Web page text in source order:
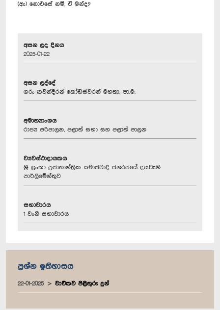
(ඇ) නොඑසේ නම්, ඒ මන්ද?
අසන ලද දිනය
2025-01-22
අසන ලද්දේ
ගරු කවීන්දිරන් කෝඩීස්වරන් මහතා, පා.ම.
අමාත්‍යාංශය
රාජ්‍ය පරිපාලන, පළාත් සභා සහ පළාත් පාලන
ව්‍යවස්ථාදායකය
ශ්‍රී ලංකා ප්‍රජාතාන්ත්‍රික සමාජවාදී ජනරජයේ දසවැනි
පාර්ලිමේන්තුව
සභාවාරය
1 වැනි සභාවාරය
ප්‍රශ්න ඉතිහාසය
22-01-2025 වාචිකව පිළිතුරු දුන්